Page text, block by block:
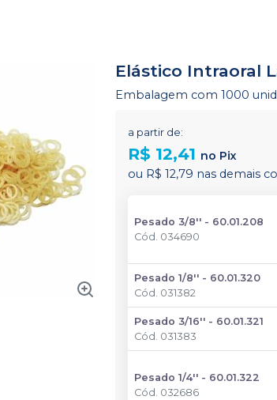
Elástico Intraoral
Embalagem com 1000
a partir de:
R$ 12,41 no Pix
ou R$ 12,79 nas demais
Pesado 3/8'' - 60.01.208
Cód. 034690
Pesado 1/8'' - 60.01.320
Cód. 031382
Pesado 3/16'' - 60.01.321
Cód. 031383
Pesado 1/4'' - 60.01.322
Cód. 032686